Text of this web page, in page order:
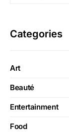
Categories
Art
Beauté
Entertainment
Food